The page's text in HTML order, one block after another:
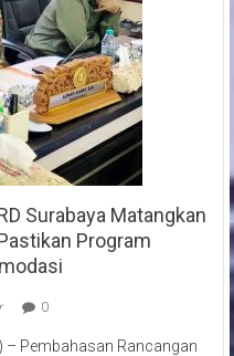
Surabaya Matangkan
Program
0
– Pembahasan Rancangan